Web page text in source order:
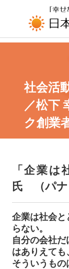
UA-196110426-1
社会活
／松下
ク創業
「企業
氏 （パナ
企業は社会
らない。
自分の会社
はありえても、
そういうもの